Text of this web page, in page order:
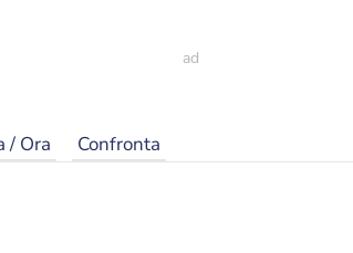
/ Ora Confronta